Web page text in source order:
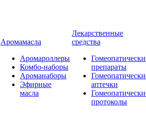
Аромамасла
Аромароллеры
Комбо-наборы
Ароманаборы
Эфирные
масла
Лекарственные
средства
препараты
аптечки
протоколы